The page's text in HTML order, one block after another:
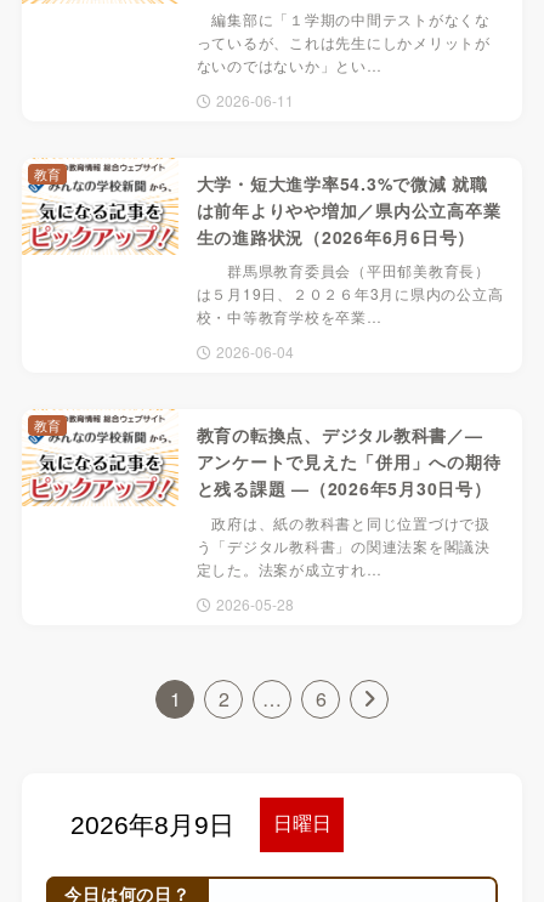
編集部に「１学期の中間テストがなくな
っているが、これは先生にしかメリットが
ないのではないか」とい…
2026-06-11
大学・短大進学率54.3%で微減 就職
は前年よりやや増加／県内公立高卒業
生の進路状況（2026年6月6日号）
群馬県教育委員会（平田郁美教育長）
は５月19日、２０２６年3月に県内の公立高
校・中等教育学校を卒業…
2026-06-04
教育
教育の転換点、デジタル教科書／—
アンケートで見えた「併用」への期待
と残る課題 —（2026年5月30日号）
政府は、紙の教科書と同じ位置づけで扱
う「デジタル教科書」の関連法案を閣議決
定した。法案が成立すれ…
2026-05-28
教育
1 2 … 6
今日は何の日？